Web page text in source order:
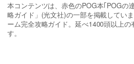
本コンテンツは、赤色のPOG本｢POGの
略ガイド」(光文社)の一部を掲載してい
ーム完全攻略ガイド。延べ1400頭以上
す。